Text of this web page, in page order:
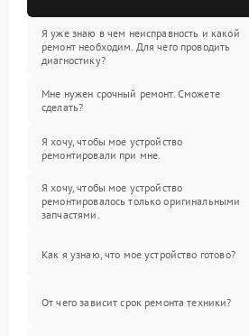
Я уже знаю в чем неисправность и какой
ремонт необходим. Для чего проводить
диагностику?
Мне нужен срочный ремонт. Сможете
сделать?
Я хочу, чтобы мое устройство
ремонтировали при мне.
Я хочу, чтобы мое устройство
ремонтировалось только оригинальными
запчастями.
Как я узнаю, что мое устройство готово?
От чего зависит срок ремонта техники?